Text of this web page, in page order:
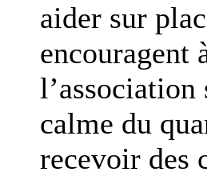
aider sur
encouragent
l’association
calme du
recevoir des